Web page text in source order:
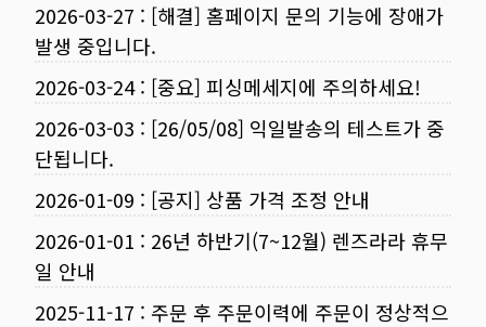
2026-03-27 : [해결] 홈페이지 문의 기능에 장애가
발생 중입니다.
2026-03-24: [중요] 피싱메세지에 주의하세요!
2026-03-03 : [26/05/08] 익일발송의 테스트가 중
단됩니다.
2026-01-09 : [공지] 상품 가격 조정 안내
2026-01-01 : 26년 하반기(7~12월) 렌즈라라 휴무
일 안내
2025-11-17 : 주문 후 주문이력에 주문이 정상적으